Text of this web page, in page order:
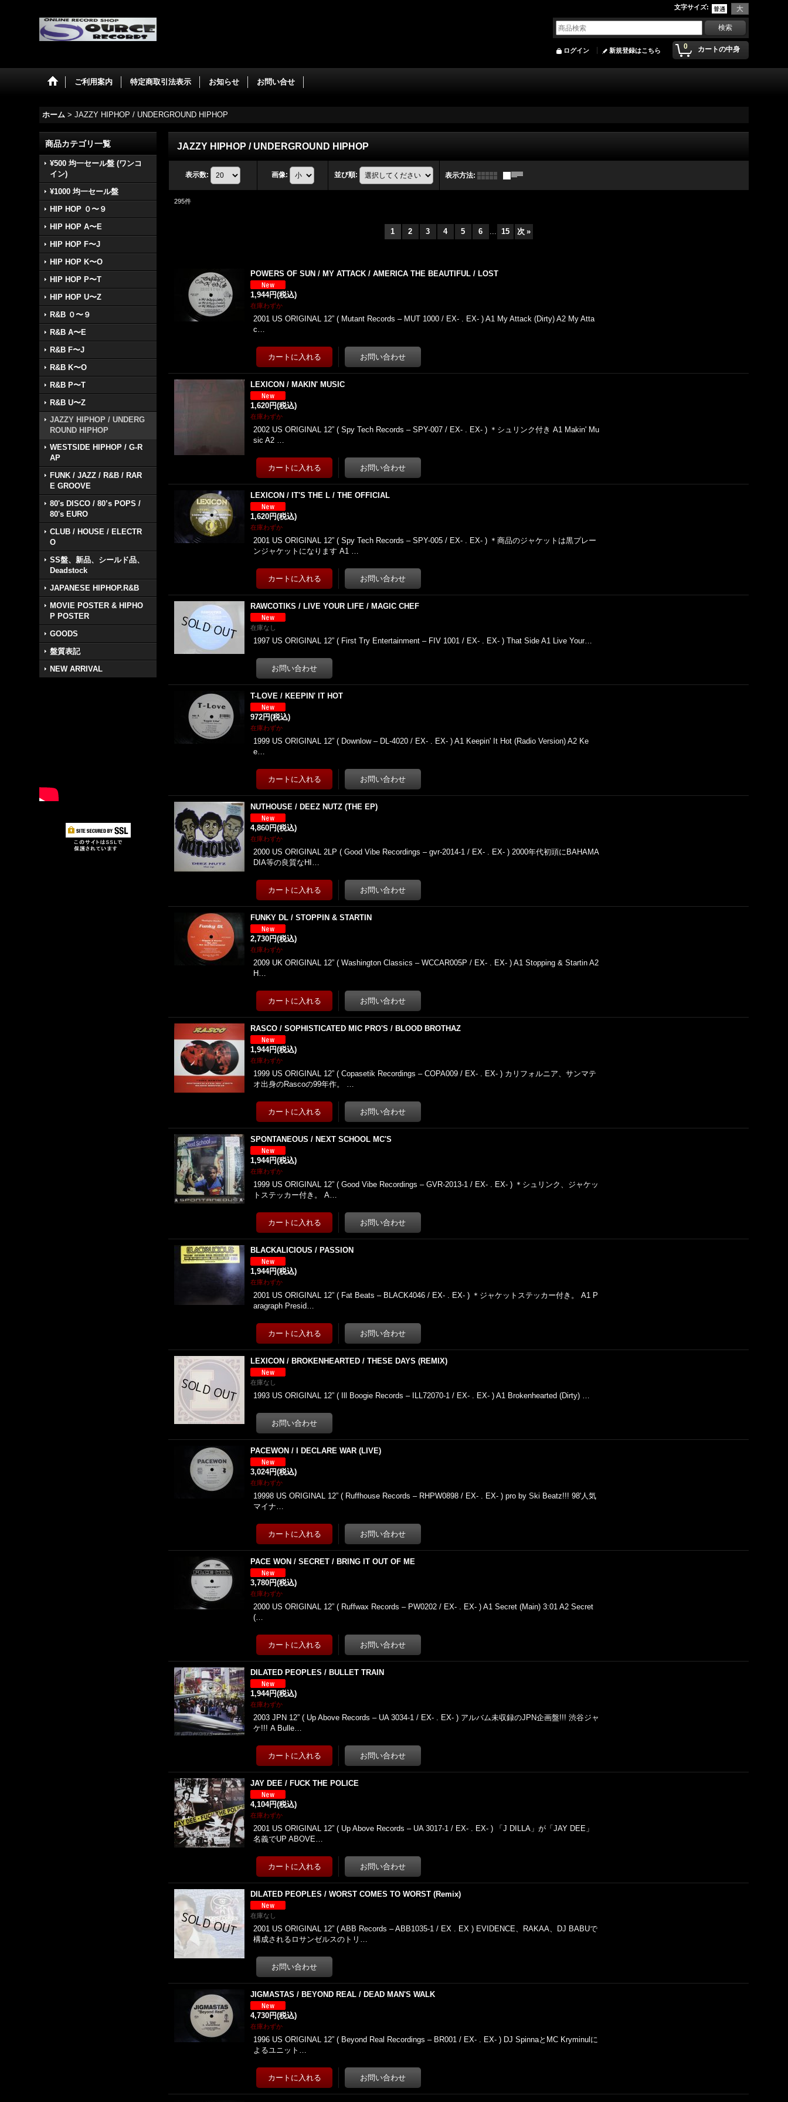
文字サイズ:
0 カートの中身
ログイン 新規登録はこちら
ご利用案内 特定商取引法表示 お知らせ お問い合せ
ホーム > JAZZY HIPHOP / UNDERGROUND HIPHOP
商品カテゴリ一覧
¥500 均一セール盤 (ワンコ
イン)
¥1000 均一セール盤
HIP HOP ０〜９
HIP HOP A〜E
HIP HOP F〜J
HIP HOP K〜O
HIP HOP P〜T
HIP HOP U〜Z
R&B ０〜９
R&B A〜E
R&B F〜J
R&B K〜O
R&B P〜T
R&B U〜Z
JAZZY HIPHOP / UNDERG
ROUND HIPHOP
WESTSIDE HIPHOP / G-R
AP
FUNK / JAZZ / R&B / RAR
E GROOVE
80's DISCO / 80’s POPS /
80's EURO
CLUB / HOUSE / ELECTR
O
SS盤、新品、シールド品、
Deadstock
JAPANESE HIPHOP.R&B
MOVIE POSTER & HIPHO
P POSTER
GOODS
盤質表記
NEW ARRIVAL
JAZZY HIPHOP / UNDERGROUND HIPHOP
表示数: 画像: 並び順: 表示方法:
295件
1 2 3 4 5 6 ... 15 次 »
POWERS OF SUN / MY ATTACK / AMERICA THE BEAUTIFUL / LOST
1,944円(税込)
在庫わずか
2001 US ORIGINAL 12” ( Mutant Records – MUT 1000 / EX- . EX- ) A1 My Attack (Dirty) A2 My Atta
c…
LEXICON / MAKIN' MUSIC
1,620円(税込)
在庫わずか
2002 US ORIGINAL 12” ( Spy Tech Records – SPY-007 / EX- . EX- ) ＊シュリンク付き A1 Makin' Mu
sic A2 …
LEXICON / IT'S THE L / THE OFFICIAL
1,620円(税込)
在庫わずか
2001 US ORIGINAL 12” ( Spy Tech Records – SPY-005 / EX- . EX- ) ＊商品のジャケットは黒プレー
ンジャケットになります A1 …
RAWCOTIKS / LIVE YOUR LIFE / MAGIC CHEF
在庫なし
1997 US ORIGINAL 12” ( First Try Entertainment – FIV 1001 / EX- . EX- ) That Side A1 Live Your…
T-LOVE / KEEPIN' IT HOT
972円(税込)
在庫わずか
1999 US ORIGINAL 12” ( Downlow – DL-4020 / EX- . EX- ) A1 Keepin' It Hot (Radio Version) A2 Ke
e…
NUTHOUSE / DEEZ NUTZ (THE EP)
4,860円(税込)
在庫わずか
2000 US ORIGINAL 2LP ( Good Vibe Recordings – gvr-2014-1 / EX- . EX- ) 2000年代初頭にBAHAMA
DIA等の良質なHI…
FUNKY DL / STOPPIN & STARTIN
2,730円(税込)
在庫わずか
2009 UK ORIGINAL 12” ( Washington Classics – WCCAR005P / EX- . EX- ) A1 Stopping & Startin A2
H…
RASCO / SOPHISTICATED MIC PRO'S / BLOOD BROTHAZ
1,944円(税込)
在庫わずか
1999 US ORIGINAL 12” ( Copasetik Recordings – COPA009 / EX- . EX- ) カリフォルニア、サンマテ
オ出身のRascoの99年作。 …
SPONTANEOUS / NEXT SCHOOL MC'S
1,944円(税込)
在庫わずか
1999 US ORIGINAL 12” ( Good Vibe Recordings – GVR-2013-1 / EX- . EX- ) ＊シュリンク、ジャケッ
トステッカー付き。 A…
BLACKALICIOUS / PASSION
1,944円(税込)
在庫わずか
2001 US ORIGINAL 12” ( Fat Beats – BLACK4046 / EX- . EX- ) ＊ジャケットステッカー付き。 A1 P
aragraph Presid…
LEXICON / BROKENHEARTED / THESE DAYS (REMIX)
在庫なし
1993 US ORIGINAL 12” ( Ill Boogie Records – ILL72070-1 / EX- . EX- ) A1 Brokenhearted (Dirty) …
PACEWON / I DECLARE WAR (LIVE)
3,024円(税込)
在庫わずか
19998 US ORIGINAL 12” ( Ruffhouse Records – RHPW0898 / EX- . EX- ) pro by Ski Beatz!!! 98'人気
マイナ…
PACE WON / SECRET / BRING IT OUT OF ME
3,780円(税込)
在庫わずか
2000 US ORIGINAL 12” ( Ruffwax Records – PW0202 / EX- . EX- ) A1 Secret (Main) 3:01 A2 Secret
(…
DILATED PEOPLES / BULLET TRAIN
1,944円(税込)
在庫わずか
2003 JPN 12” ( Up Above Records – UA 3034-1 / EX- . EX- ) アルバム未収録のJPN企画盤!!! 渋谷ジャ
ケ!!! A Bulle…
JAY DEE / FUCK THE POLICE
4,104円(税込)
在庫わずか
2001 US ORIGINAL 12” ( Up Above Records – UA 3017-1 / EX- . EX- ) 「J DILLA」が「JAY DEE」
名義でUP ABOVE…
DILATED PEOPLES / WORST COMES TO WORST (Remix)
在庫なし
2001 US ORIGINAL 12” ( ABB Records – ABB1035-1 / EX . EX ) EVIDENCE、RAKAA、DJ BABUで
構成されるロサンゼルスのトリ…
JIGMASTAS / BEYOND REAL / DEAD MAN'S WALK
4,730円(税込)
在庫わずか
1996 US ORIGINAL 12” ( Beyond Real Recordings – BR001 / EX- . EX- ) DJ SpinnaとMC Kryminulに
よるユニット…